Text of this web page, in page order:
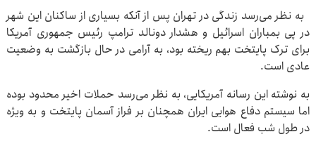
به نظر می‌رسد زندگی در تهران پس از آنکه بسیاری از ساکنان این شهر
در پی بمباران اسرائیل و هشدار دونالد ترامپ رئیس جمهوری آمریکا
برای ترک پایتخت بهم ریخته بود، به آرامی در حال بازگشت به وضعیت
عادی است.
به نوشته این رسانه آمریکایی، به نظر می‌رسد حملات اخیر محدود بوده‌
اما سیستم دفاع هوایی ایران همچنان بر فراز آسمان پایتخت و به ویژه
در طول شب فعال است.